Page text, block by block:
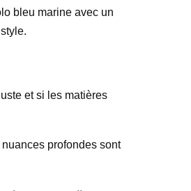
bleu marine avec un
et si les matières
profondes sont